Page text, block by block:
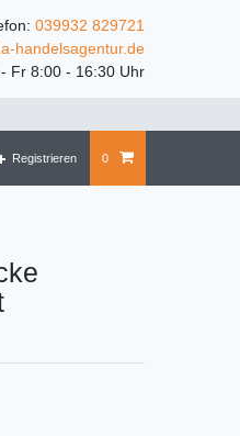
039932 829721
handelsagentur.de
Fr 8:00 - 16:30 Uhr
Registrieren 0